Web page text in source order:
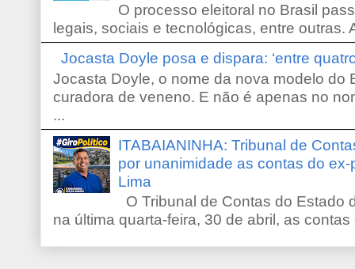
O processo eleitoral no Brasil
legais, sociais e tecnológicas, entre outras.
Jocasta Doyle posa e dispara: ‘entre
Jocasta Doyle, o nome da nova modelo do
curadora de veneno. E não é apenas no
...
ITABAIANINHA: Tribunal de
por unanimidade as contas do
Lima
O Tribunal de Contas do Estado
na última quarta-feira, 30 de abril, as